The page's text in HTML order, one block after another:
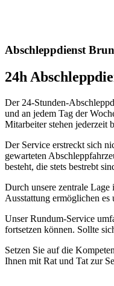
Abschleppdienst
24h
Der 24-Stunden-
und an jedem Tag der
Mitarbeiter stehen jederzeit
Der Service erstreckt sich
gewarteten
besteht, die stets bestrebt
Durch unsere zentrale
Ausstattung ermöglichen
Unser Rundum-Service
fortsetzen können. Sollte
Setzen Sie auf die
Ihnen mit Rat und Tat zur